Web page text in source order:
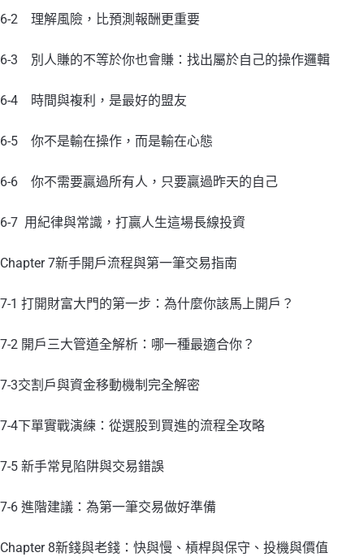
6-2 理解風險，比預測報酬更重要
6-3 別人賺的不等於你也會賺：找出屬於自己的操作邏輯
6-4 時間與複利，是最好的盟友
6-5 你不是輸在操作，而是輸在心態
6-6 你不需要贏過所有人，只要贏過昨天的自己
6-7 用紀律與常識，打贏人生這場長線投資
Chapter 7新手開戶流程與第一筆交易指南
7-1 打開財富大門的第一步：為什麼你該馬上開戶？
7-2 開戶三大管道全解析：哪一種最適合你？
7-3交割戶與資金移動機制完全解密
7-4下單實戰演練：從選股到買進的流程全攻略
7-5 新手常見陷阱與交易錯誤
7-6 進階建議：為第一筆交易做好準備
Chapter 8新錢與老錢：快與慢、槓桿與保守、投機與價值